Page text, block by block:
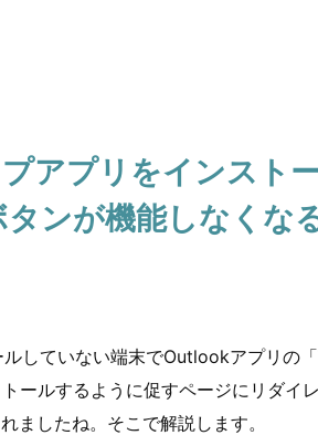
アプリをインスト
ンが機能しなくな
していない端末でOutlookアプリの「
ールするように促すページにリダイ
ましたね。そこで解説します。